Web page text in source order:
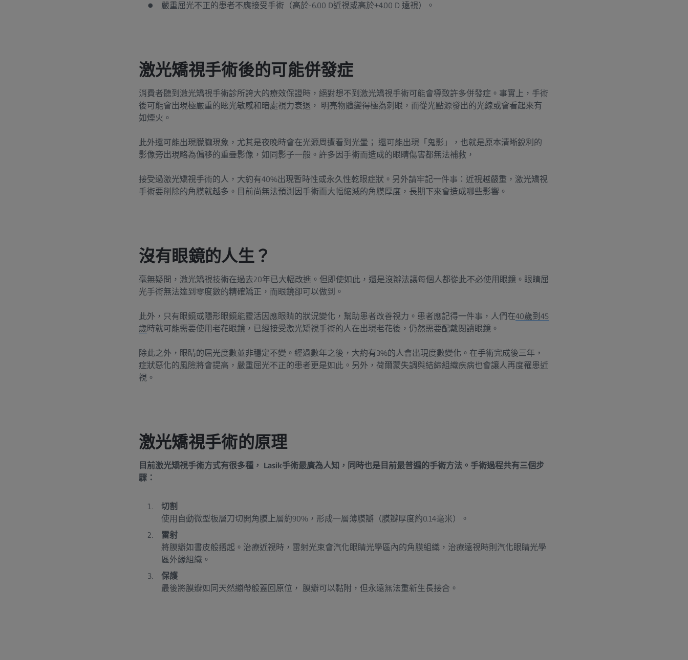
嚴重屈光不正的患者不應接受手術（高於-6.00 D近視或高於+4.00 D 遠視）。
激光矯視手術後的可能併發症
消費者聽到激光矯視手術診所誇大的療效保證時，絕對想不到激光矯視手術可能會導致許多併發症。事實上，手術
後可能會出現極嚴重的眩光敏感和暗處視力衰退， 明亮物體變得極為刺眼，而從光點源發出的光線或會看起來有
如煙火。
此外還可能出現朦朧現象，尤其是夜晚時會在光源周遭看到光暈； 還可能出現「鬼影」，也就是原本清晰銳利的
影像旁出現略為偏移的重疊影像，如同影子一般。許多因手術而造成的眼睛傷害都無法補救，
接受過激光矯視手術的人，大約有40%出現暫時性或永久性乾眼症狀。另外請牢記一件事：近視越嚴重，激光矯視
手術要削除的角膜就越多。目前尚無法預測因手術而大幅縮減的角膜厚度，長期下來會造成哪些影響。
沒有眼鏡的人生？
毫無疑問，激光矯視技術在過去20年已大幅改進。但即使如此，還是沒辦法讓每個人都從此不必使用眼鏡。眼睛屈
光手術無法達到零度數的精確矯正，而眼鏡卻可以做到。
此外，只有眼鏡或隱形眼鏡能靈活因應眼睛的狀況變化，幫助患者改善視力。患者應記得一件事，人們在40歲到45
歲時就可能需要使用老花眼鏡，已經接受激光矯視手術的人在出現老花後，仍然需要配戴閱讀眼鏡。
除此之外，眼睛的屈光度數並非穩定不變。經過數年之後，大約有3%的人會出現度數變化。在手術完成後三年，
症狀惡化的風險將會提高，嚴重屈光不正的患者更是如此。另外，荷爾蒙失調與結締組織疾病也會讓人再度罹患近
視。
激光矯視手術的原理
目前激光矯視手術方式有很多種， Lasik手術最廣為人知，同時也是目前最普遍的手術方法。手術過程共有三個步
驟：
切割
使用自動微型板層刀切開角膜上層約90%，形成一層薄膜瓣（膜瓣厚度約0.14毫米）。
雷射
將膜瓣如書皮般摺起。治療近視時，雷射光束會汽化眼睛光學區內的角膜組織，治療遠視時則汽化眼睛光學
區外緣組織。
保護
最後將膜瓣如同天然繃帶般蓋回原位， 膜瓣可以黏附，但永遠無法重新生長接合。